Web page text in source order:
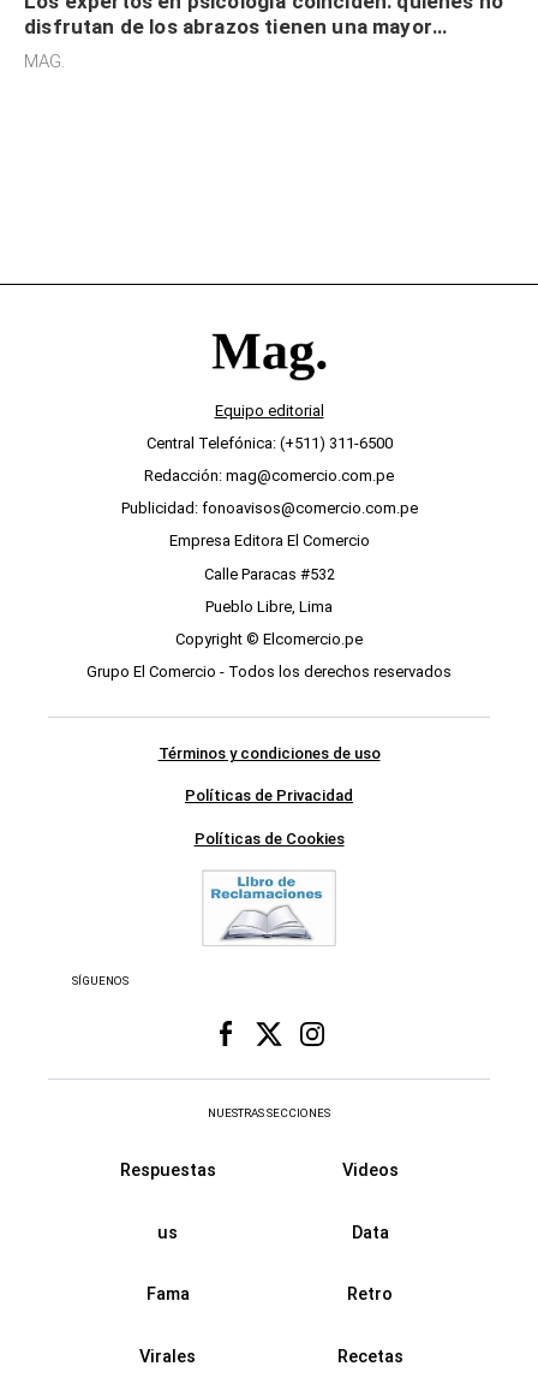
disfrutan de los abrazos tienen una mayor
sensibilidad a los estímulos físicos y no es por
MAG.
Equipo editorial
Central Telefónica: (+511) 311-6500
Redacción: mag@comercio.com.pe
Publicidad: fonoavisos@comercio.com.pe
Empresa Editora El Comercio
Calle Paracas #532
Pueblo Libre, Lima
Copyright © Elcomercio.pe
Grupo El Comercio - Todos los derechos reservados
Términos y condiciones de uso
Políticas de Privacidad
Políticas de Cookies
SÍGUENOS
NUESTRAS SECCIONES
Respuestas Videos
us Data
Fama Retro
Virales Recetas